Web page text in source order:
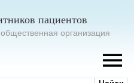
пациентов
организация